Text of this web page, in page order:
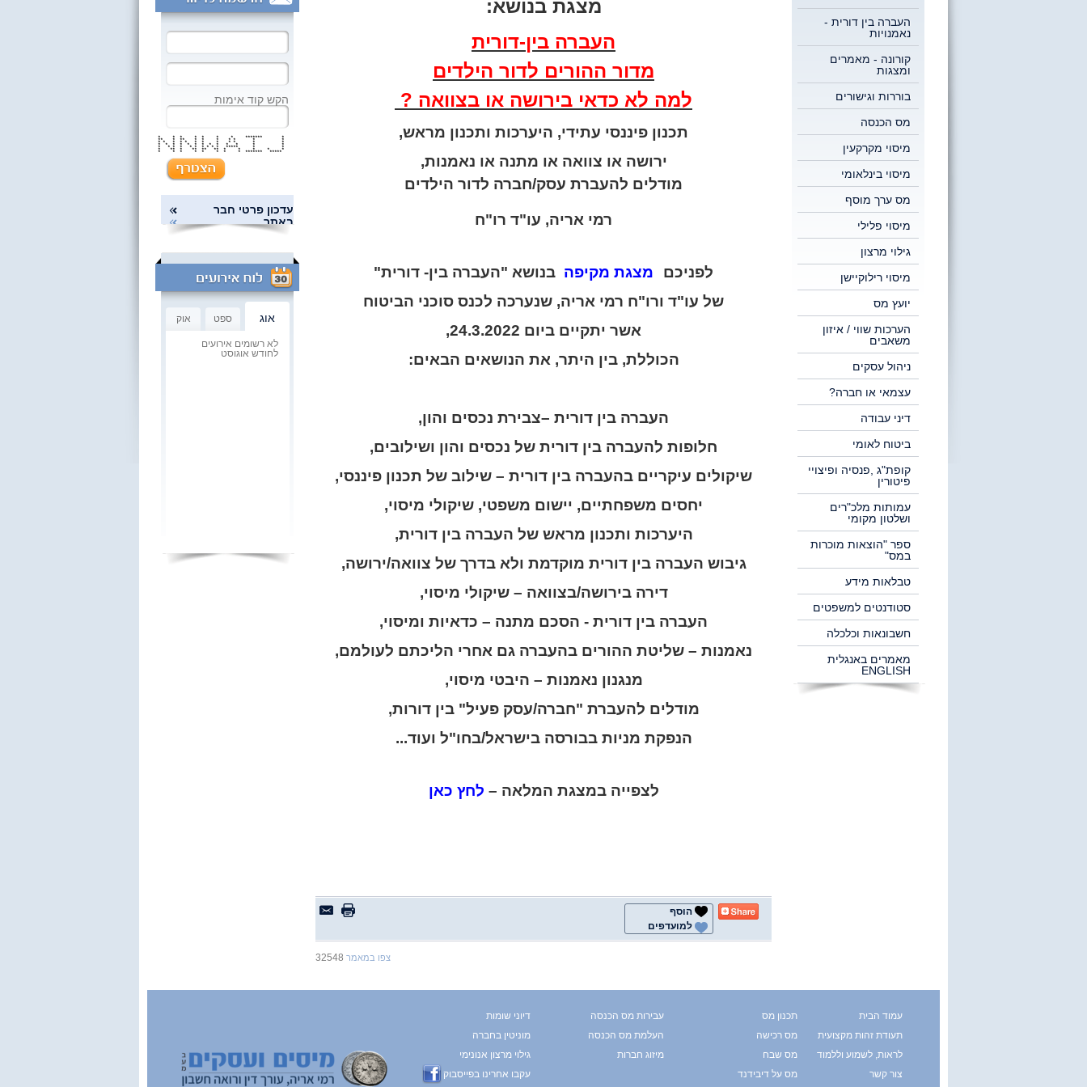
העברה בין דורית -
נאמנויות
קורונה - מאמרים
ומצגות
בוררות וגישורים
מס הכנסה
מיסוי מקרקעין
מיסוי בינלאומי
מס ערך מוסף
מיסוי פלילי
גילוי מרצון
מיסוי רילוקיישן
יועץ מס
הערכות שווי / איזון
משאבים
ניהול עסקים
עצמאי או חברה?
דיני עבודה
ביטוח לאומי
קופת"ג ,פנסיה ופיצויי
פיטורין
עמותות מלכ"רים
ושלטון מקומי
ספר "הוצאות מוכרות
במס"
טבלאות מידע
סטודנטים למשפטים
חשבונאות וכלכלה
מאמרים באנגלית
ENGLISH
מצגת בנושא:
העברה בין-דורית
מדור ההורים לדור הילדים
למה לא כדאי בירושה או בצוואה ?
תכנון פיננסי עתידי, היערכות ותכנון מראש,
ירושה או צוואה או מתנה או נאמנות,
מודלים להעברת עסק/חברה לדור הילדים
רמי אריה, עו"ד רו"ח
לפניכם מצגת מקיפה בנושא "העברה בין- דורית"
של עו"ד ורו"ח רמי אריה, שנערכה לכנס סוכני הביטוח
אשר יתקיים ביום 24.3.2022,
הכוללת, בין היתר, את הנושאים הבאים:
העברה בין דורית –צבירת נכסים והון,
חלופות להעברה בין דורית של נכסים והון ושילובים,
שיקולים עיקריים בהעברה בין דורית – שילוב של תכנון פיננסי,
יחסים משפחתיים, יישום משפטי, שיקולי מיסוי,
היערכות ותכנון מראש של העברה בין דורית,
גיבוש העברה בין דורית מוקדמת ולא בדרך של צוואה/ירושה,
דירה בירושה/בצוואה – שיקולי מיסוי,
העברה בין דורית - הסכם מתנה – כדאיות ומיסוי,
נאמנות – שליטת ההורים בהעברה גם אחרי הליכתם לעולמם,
מנגנון נאמנות – היבטי מיסוי,
מודלים להעברת "חברה/עסק פעיל" בין דורות,
הנפקת מניות בבורסה בישראל/בחו"ל ועוד...
לצפייה במצגת המלאה – לחץ כאן
הוסף
למועדפים
צפו במאמר 32548
הקש קוד אימות
* * * * * * * ******* *
** * ** * * * * * * *
* * * * * * * * * * * *
* * * * * * * * * * * * *
* * * * * * * * * * ***** * *
* ** * ** ** ** * * * * *
* * * * * * * * ******* *****
עדכון פרטי חבר
באתר
אוג ספט אוק
לא רשומים אירועים
לחודש אוגוסט
עמוד הבית
תעודת זהות מקצועית
לראות, לשמוע וללמוד
צור קשר
תכנון מס
מס רכישה
מס שבח
מס על דיבידנד
עבירות מס הכנסה
העלמת מס הכנסה
מיזוג חברות
דיוני שומות
מוניטין בחברה
גילוי מרצון אנונימי
עקבו אחרינו בפייסבוק